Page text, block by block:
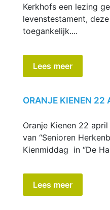
Kerkhofs een lezing
levenstestament,
toegankelijk....
Lees meer
ORANJE KIENEN 22
Oranje Kienen 22
van “Senioren
Kienmiddag in “De
Lees meer